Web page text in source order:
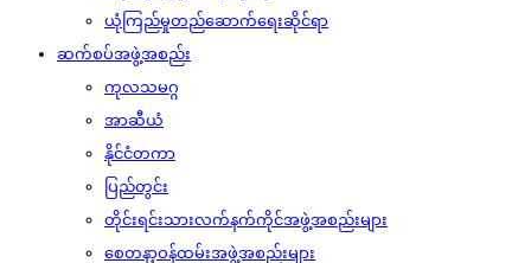
ယုံကြည်မှုတည်ဆောက်ရေးဆိုင်ရာ
ဆက်စပ်အဖွဲ့အစည်း
ကုလသမဂ္ဂ
အာဆီယံ
နိုင်ငံတကာ
ပြည်တွင်း
တိုင်းရင်းသားလက်နက်ကိုင်အဖွဲ့အစည်းများ
စေတနာ့ဝန်ထမ်းအဖွဲ့အစည်းများ